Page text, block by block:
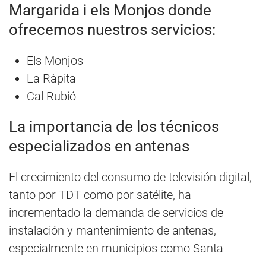
Margarida i els Monjos donde
ofrecemos nuestros servicios:
Els Monjos
La Ràpita
Cal Rubió
La importancia de los técnicos
especializados en antenas
El crecimiento del consumo de televisión digital,
tanto por TDT como por satélite, ha
incrementado la demanda de servicios de
instalación y mantenimiento de antenas,
especialmente en municipios como Santa